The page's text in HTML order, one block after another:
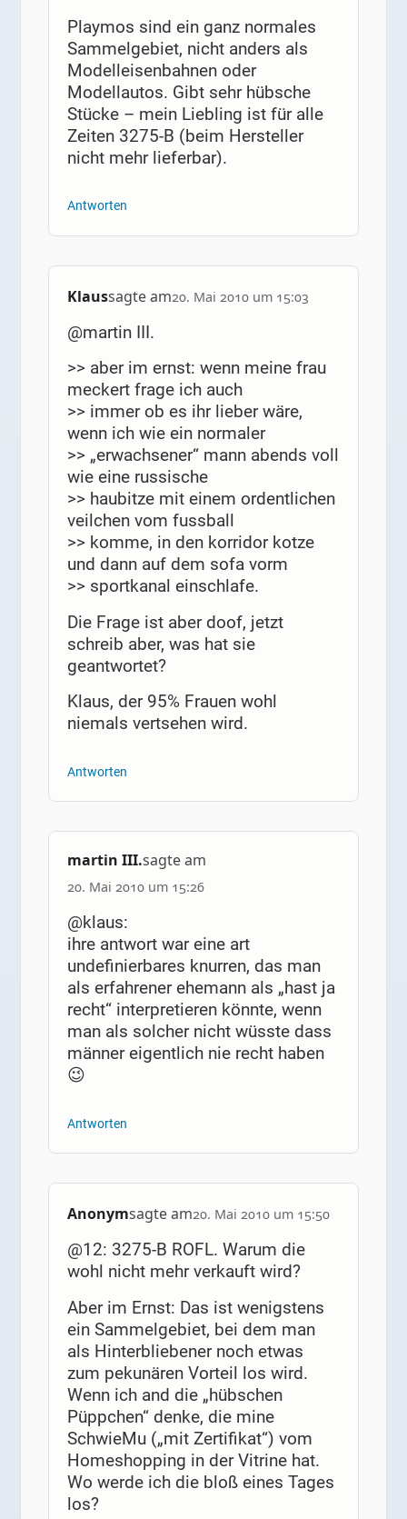
Playmos sind ein ganz normales
Sammelgebiet, nicht anders als
Modelleisenbahnen oder
Modellautos. Gibt sehr hübsche
Stücke – mein Liebling ist für alle
Zeiten 3275-B (beim Hersteller
nicht mehr lieferbar).
Antworten
Klaussagte am20. Mai 2010 um 15:03
@martin III.
>> aber im ernst: wenn meine frau
meckert frage ich auch
>> immer ob es ihr lieber wäre,
wenn ich wie ein normaler
>> „erwachsener“ mann abends voll
wie eine russische
>> haubitze mit einem ordentlichen
veilchen vom fussball
>> komme, in den korridor kotze
und dann auf dem sofa vorm
>> sportkanal einschlafe.
Die Frage ist aber doof, jetzt
schreib aber, was hat sie
geantwortet?
Klaus, der 95% Frauen wohl
niemals vertsehen wird.
Antworten
martin III.sagte am
20. Mai 2010 um 15:26
@klaus:
ihre antwort war eine art
undefinierbares knurren, das man
als erfahrener ehemann als „hast ja
recht“ interpretieren könnte, wenn
man als solcher nicht wüsste dass
männer eigentlich nie recht haben
😉
Antworten
Anonymsagte am20. Mai 2010 um 15:50
@12: 3275-B ROFL. Warum die
wohl nicht mehr verkauft wird?
Aber im Ernst: Das ist wenigstens
ein Sammelgebiet, bei dem man
als Hinterbliebener noch etwas
zum pekunären Vorteil los wird.
Wenn ich and die „hübschen
Püppchen“ denke, die mine
SchwieMu („mit Zertifikat“) vom
Homeshopping in der Vitrine hat.
Wo werde ich die bloß eines Tages
los?